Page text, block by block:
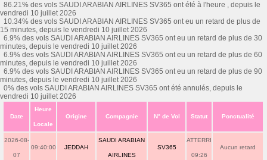
86.21% des vols SAUDI ARABIAN AIRLINES SV365 ont été à l'heure , depuis le
vendredi 10 juillet 2026
10.34% des vols SAUDI ARABIAN AIRLINES SV365 ont eu un retard de plus de
15 minutes, depuis le vendredi 10 juillet 2026
6.9% des vols SAUDI ARABIAN AIRLINES SV365 ont eu un retard de plus de 30
minutes, depuis le vendredi 10 juillet 2026
6.9% des vols SAUDI ARABIAN AIRLINES SV365 ont eu un retard de plus de 60
minutes, depuis le vendredi 10 juillet 2026
6.9% des vols SAUDI ARABIAN AIRLINES SV365 ont eu un retard de plus de 90
minutes, depuis le vendredi 10 juillet 2026
0% des vols SAUDI ARABIAN AIRLINES SV365 ont été annulés, depuis le
vendredi 10 juillet 2026
Date
Heure
Locale
Origine Compagnie N° de Vol Statut Ponctualité
2026-08-
07
09:40:00 JEDDAH
SAUDI ARABIAN
AIRLINES
SV365
ATTERRI
09:26
Aucun retard